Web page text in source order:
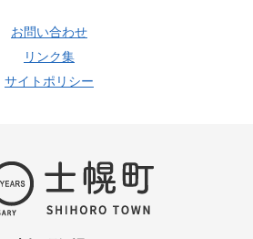
お問い合わせ
リンク集
サイトポリシー